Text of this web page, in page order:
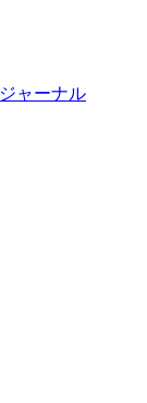
ャーナル